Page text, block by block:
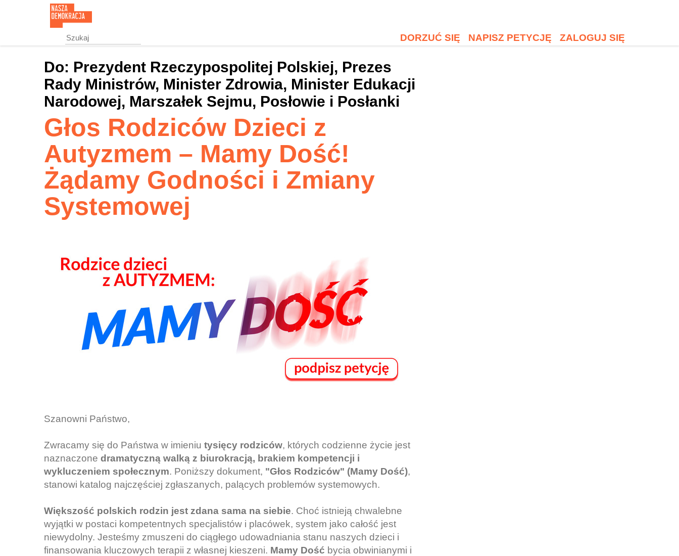
głównej
DORZUĆ SIĘ NAPISZ PETYCJĘ ZALOGUJ SIĘ
Do: Prezydent Rzeczypospolitej Polskiej, Prezes
Rady Ministrów, Minister Zdrowia, Minister Edukacji
Narodowej, Marszałek Sejmu, Posłowie i Posłanki
Głos Rodziców Dzieci z
Autyzmem – Mamy Dość!
Żądamy Godności i Zmiany
Systemowej
Szanowni Państwo,
Zwracamy się do Państwa w imieniu tysięcy rodziców, których codzienne życie jest
naznaczone dramatyczną walką z biurokracją, brakiem kompetencji i
wykluczeniem społecznym. Poniższy dokument, "Głos Rodziców" (Mamy Dość),
stanowi katalog najczęściej zgłaszanych, palących problemów systemowych.
Większość polskich rodzin jest zdana sama na siebie. Choć istnieją chwalebne
wyjątki w postaci kompetentnych specjalistów i placówek, system jako całość jest
niewydolny. Jesteśmy zmuszeni do ciągłego udowadniania stanu naszych dzieci i
finansowania kluczowych terapii z własnej kieszeni. Mamy Dość bycia obwinianymi i